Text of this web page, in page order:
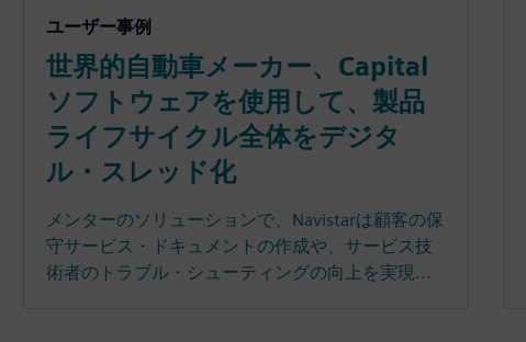
ユーザー事例
世界的自動車メーカー、Capital
ソフトウェアを使用して、製品
ライフサイクル全体をデジタ
ル・スレッド化
メンターのソリューションで、Navistarは顧客の保
守サービス・ドキュメントの作成や、サービス技
術者のトラブル・シューティングの向上を実現...